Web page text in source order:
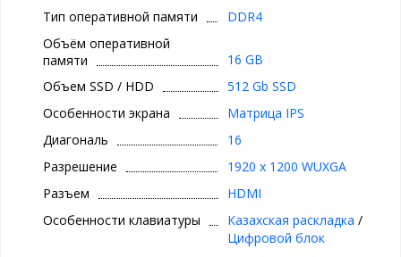
Тип оперативной памяти
DDR4
Объём оперативной
памяти
16 GB
Объем SSD / HDD
512 Gb SSD
Особенности экрана
Матрица IPS
Диагональ
16
Разрешение
1920 x 1200 WUXGA
Разъем
HDMI
Особенности клавиатуры
Казахская раскладка /
Цифровой блок